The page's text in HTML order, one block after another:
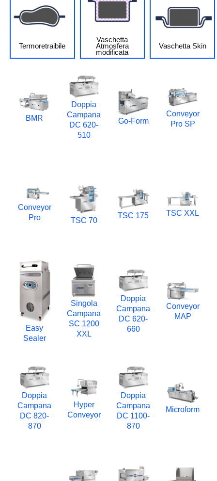
Termoretraibile
Vaschetta
Atmosfera
modificata
Vaschetta Skin
BMR
Doppia
Campana
DC 620-
510
Go-Form
Conveyor
Pro SP
Conveyor
Pro
TSC 70
TSC 175 TSC XXL
Easy
Sealer
Singola
Campana
SC 1200
XXL
Doppia
Campana
DC 620-
660
Conveyor
MAP
Doppia
Campana
DC 820-
870
Hyper
Conveyor
Doppia
Campana
DC 1100-
870
Microform